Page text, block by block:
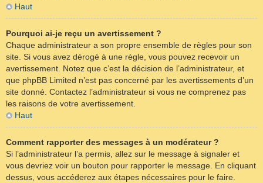
Haut
Pourquoi ai-je reçu un avertissement ?
Chaque administrateur a son propre ensemble de règles pour son
site. Si vous avez dérogé à une règle, vous pouvez recevoir un
avertissement. Notez que c’est la décision de l’administrateur, et
que phpBB Limited n’est pas concerné par les avertissements d’un
site donné. Contactez l’administrateur si vous ne comprenez pas
les raisons de votre avertissement.
Haut
Comment rapporter des messages à un modérateur ?
Si l’administrateur l’a permis, allez sur le message à signaler et
vous devriez voir un bouton pour rapporter le message. En cliquant
dessus, vous accéderez aux étapes nécessaires pour le faire.